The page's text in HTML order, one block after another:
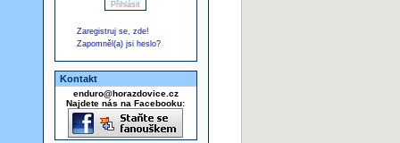
Zaregistruj se, zde!
Zapomněl(a) jsi heslo?
Kontakt
enduro@horazdovice.cz
Najdete nás na Facebooku: